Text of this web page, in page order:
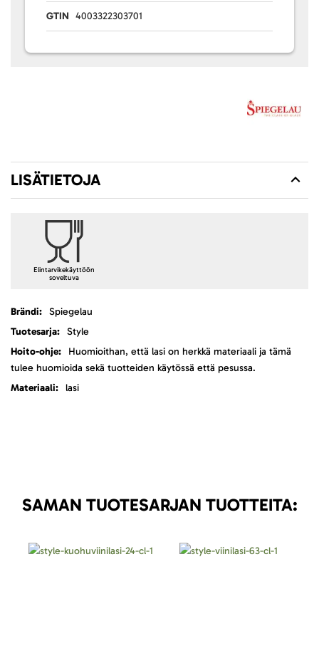
GTIN 4003322303701
LISÄTIETOJA
Elintarvikekäyttöön
soveltuva
LisätietojaSpiegelau
Style
Huomioithan, että lasi on herkkä materiaali ja tämä
tulee huomioida sekä tuotteiden käytössä että pesussa.
lasi
SAMAN TUOTESARJAN TUOTTEITA: